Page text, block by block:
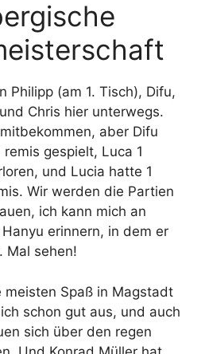
Philipp (am 1. Tisch), Difu,
Chris hier unterwegs.
aber Difu
gespielt, Luca 1
und Lucia hatte 1
Wir werden die Partien
ich kann mich an
erinnern, in dem er
Mal sehen!
meisten Spaß in Magstadt
schon gut aus, und auch
sich über den regen